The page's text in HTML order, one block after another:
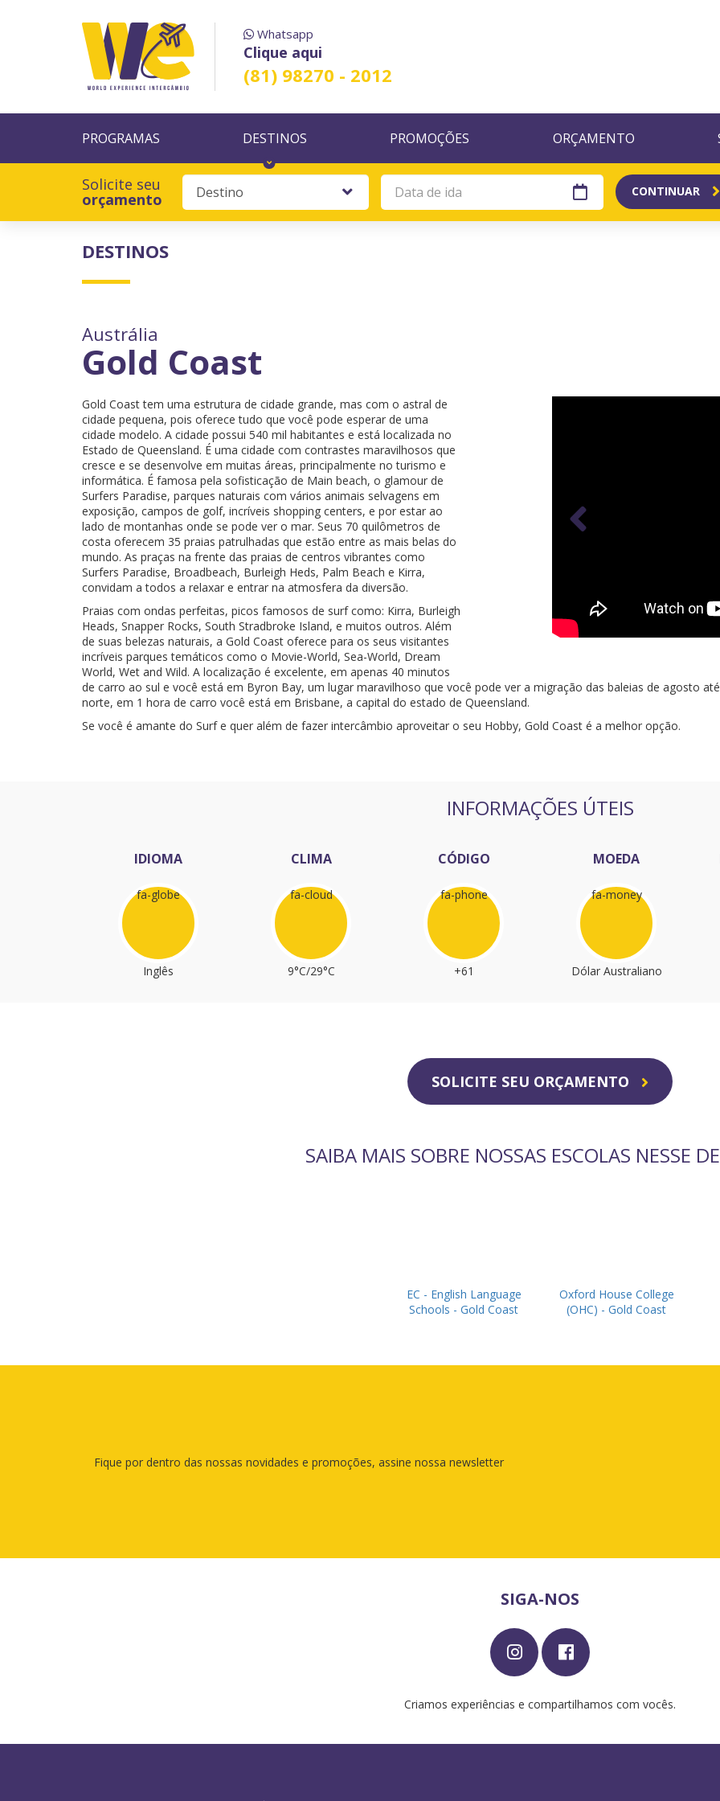
Whatsapp
Clique aqui
(81) 98270 - 2012
PROGRAMAS DESTINOS PROMOÇÕES ORÇAMENTO
Solicite seu
orçamento CONTINUAR
DESTINOS
Austrália
Gold Coast
Gold Coast tem uma estrutura de cidade grande, mas com o astral de
cidade pequena, pois oferece tudo que você pode esperar de uma
cidade modelo. A cidade possui 540 mil habitantes e está localizada no
Estado de Queensland. É uma cidade com contrastes maravilhosos que
cresce e se desenvolve em muitas áreas, principalmente no turismo e
informática. É famosa pela sofisticação de Main beach, o glamour de
Surfers Paradise, parques naturais com vários animais selvagens em
exposição, campos de golf, incríveis shopping centers, e por estar ao
lado de montanhas onde se pode ver o mar. Seus 70 quilômetros de
costa oferecem 35 praias patrulhadas que estão entre as mais belas do
mundo. As praças na frente das praias de centros vibrantes como
Surfers Paradise, Broadbeach, Burleigh Heds, Palm Beach e Kirra,
convidam a todos a relaxar e entrar na atmosfera da diversão.
Praias com ondas perfeitas, picos famosos de surf como: Kirra, Burleigh
Heads, Snapper Rocks, South Stradbroke Island, e muitos outros. Além
de suas belezas naturais, a Gold Coast oferece para os seus visitantes
incríveis parques temáticos como o Movie-World, Sea-World, Dream
World, Wet and Wild. A localização é excelente, em apenas 40 minutos
de carro ao sul e você está em Byron Bay, um lugar maravilhoso que você pode ver a migração das baleias de agosto
norte, em 1 hora de carro você está em Brisbane, a capital do estado de Queensland.
Se você é amante do Surf e quer além de fazer intercâmbio aproveitar o seu Hobby, Gold Coast é a melhor opção.
INFORMAÇÕES ÚTEIS
IDIOMA
fa-globe
Inglês
CLIMA
fa-cloud
9°C/29°C
CÓDIGO
fa-phone
+61
MOEDA
fa-money
Dólar Australiano
SOLICITE SEU ORÇAMENTO
SAIBA MAIS SOBRE NOSSAS ESCOLAS NESSE
EC - English Language
Schools - Gold Coast
Oxford House College
(OHC) - Gold Coast
Fique por dentro das nossas novidades e promoções, assine nossa newsletter
SIGA-NOS
Criamos experiências e compartilhamos com vocês.